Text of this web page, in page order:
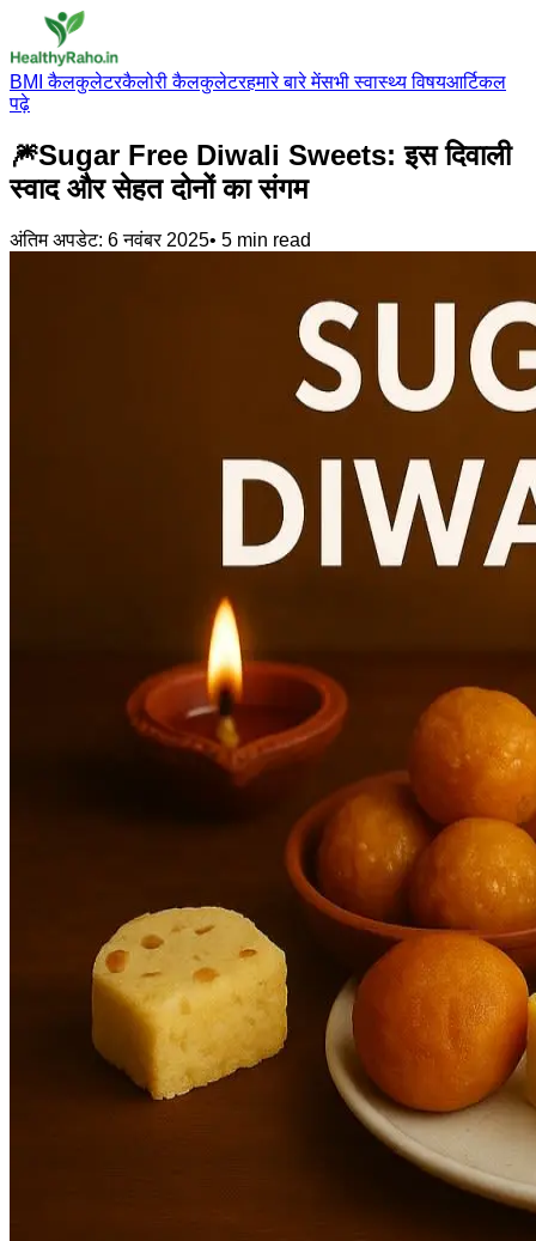
BMI कैलकुलेटरकैलोरी कैलकुलेटरहमारे बारे मेंसभी स्वास्थ्य विषयआर्टिकल
पढ़े
🎆Sugar Free Diwali Sweets: इस दिवाली
स्वाद और सेहत दोनों का संगम
अंतिम अपडेट: 6 नवंबर 2025• 5 min read